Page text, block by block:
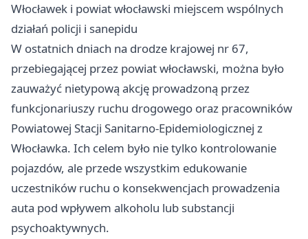
Włocławek i powiat włocławski miejscem wspólnych
działań policji i sanepidu
W ostatnich dniach na drodze krajowej nr 67,
przebiegającej przez powiat włocławski, można było
zauważyć nietypową akcję prowadzoną przez
funkcjonariuszy ruchu drogowego oraz pracowników
Powiatowej Stacji Sanitarno-Epidemiologicznej z
Włocławka. Ich celem było nie tylko kontrolowanie
pojazdów, ale przede wszystkim edukowanie
uczestników ruchu o konsekwencjach prowadzenia
auta pod wpływem alkoholu lub substancji
psychoaktywnych.